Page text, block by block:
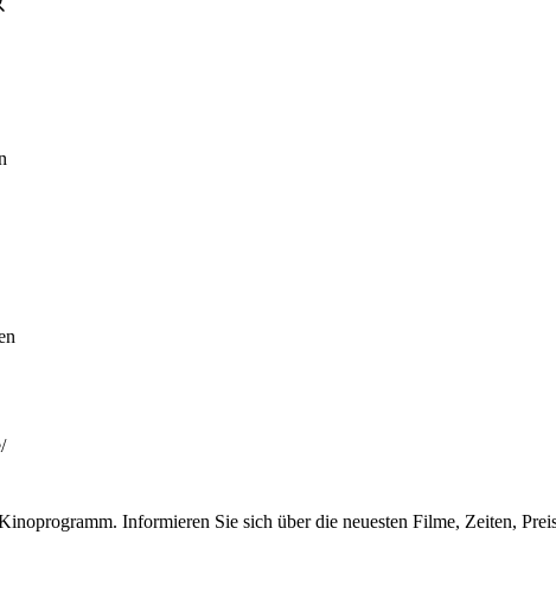
Informieren Sie sich über die neuesten Filme, Zeiten,